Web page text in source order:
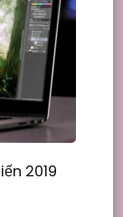
2019